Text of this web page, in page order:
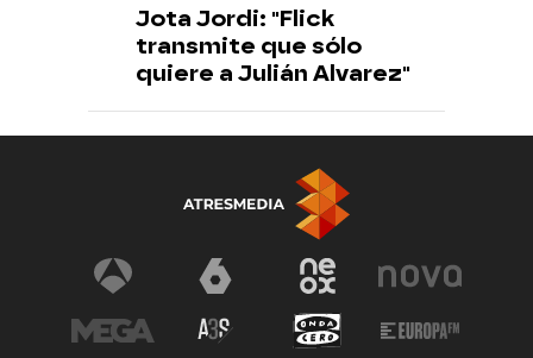
Jota Jordi: "Flick
transmite que sólo
quiere a Julián Alvarez"